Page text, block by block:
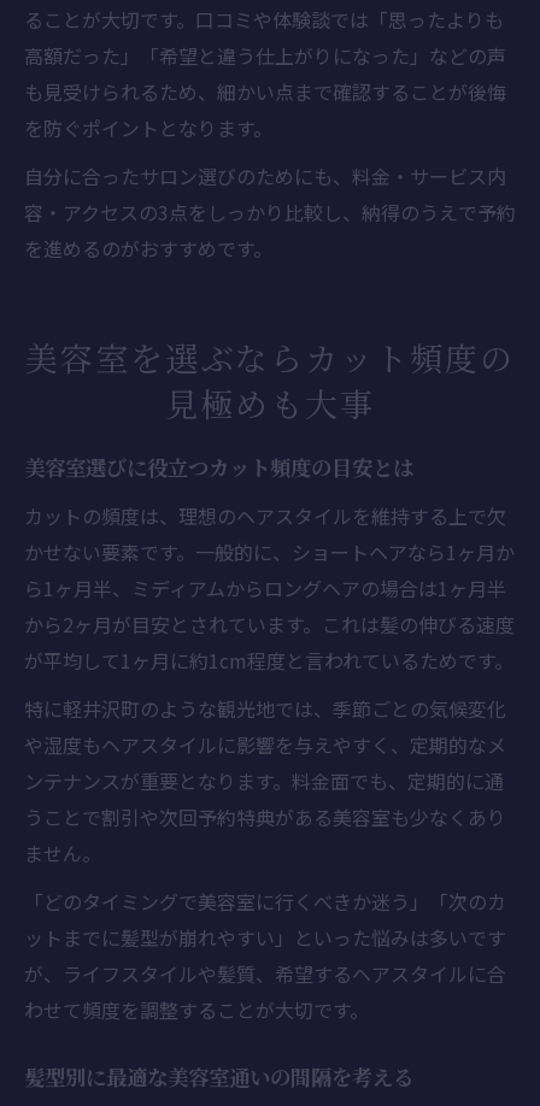
ることが大切です。口コミや体験談では「思ったよりも
高額だった」「希望と違う仕上がりになった」などの声
も見受けられるため、細かい点まで確認することが後悔
を防ぐポイントとなります。
自分に合ったサロン選びのためにも、料金・サービス内
容・アクセスの3点をしっかり比較し、納得のうえで予約
を進めるのがおすすめです。
美容室を選ぶならカット頻度の
見極めも大事
美容室選びに役立つカット頻度の目安とは
カットの頻度は、理想のヘアスタイルを維持する上で欠
かせない要素です。一般的に、ショートヘアなら1ヶ月か
ら1ヶ月半、ミディアムからロングヘアの場合は1ヶ月半
から2ヶ月が目安とされています。これは髪の伸びる速度
が平均して1ヶ月に約1cm程度と言われているためです。
特に軽井沢町のような観光地では、季節ごとの気候変化
や湿度もヘアスタイルに影響を与えやすく、定期的なメ
ンテナンスが重要となります。料金面でも、定期的に通
うことで割引や次回予約特典がある美容室も少なくあり
ません。
「どのタイミングで美容室に行くべきか迷う」「次のカ
ットまでに髪型が崩れやすい」といった悩みは多いです
が、ライフスタイルや髪質、希望するヘアスタイルに合
わせて頻度を調整することが大切です。
髪型別に最適な美容室通いの間隔を考える